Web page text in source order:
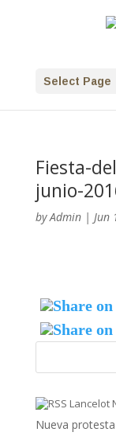
Select Page
Fiesta-
junio-
byAdmin| Jun
Lancelot
Nueva